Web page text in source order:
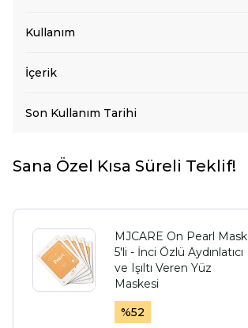
Kullanım
İçerik
Son Kullanım Tarihi
Sana Özel Kısa Süreli Teklif!
MJCARE On Pearl Mask
5'li - İnci Özlü Aydınlatıcı
ve Işıltı Veren Yüz
Maskesi
%52